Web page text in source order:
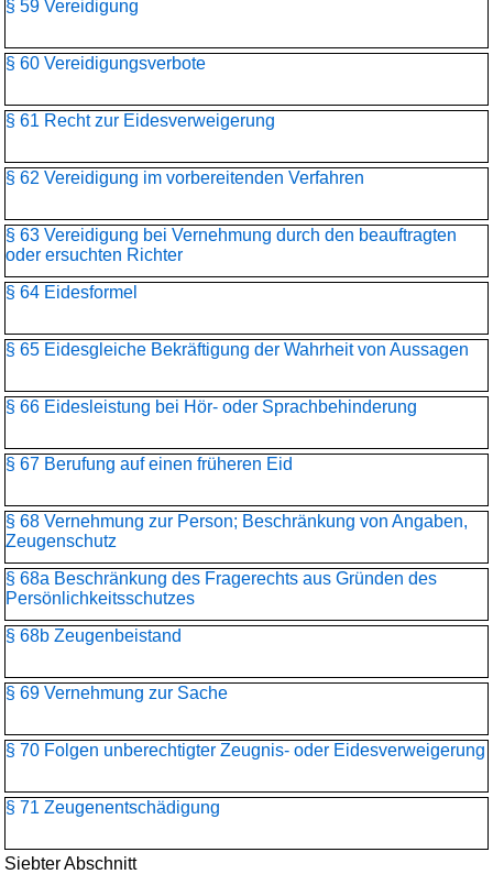
§ 59 Vereidigung
§ 60 Vereidigungsverbote
§ 61 Recht zur Eidesverweigerung
§ 62 Vereidigung im vorbereitenden Verfahren
§ 63 Vereidigung bei Vernehmung durch den beauftragten
oder ersuchten Richter
§ 64 Eidesformel
§ 65 Eidesgleiche Bekräftigung der Wahrheit von Aussagen
§ 66 Eidesleistung bei Hör- oder Sprachbehinderung
§ 67 Berufung auf einen früheren Eid
§ 68 Vernehmung zur Person; Beschränkung von Angaben,
Zeugenschutz
§ 68a Beschränkung des Fragerechts aus Gründen des
Persönlichkeitsschutzes
§ 68b Zeugenbeistand
§ 69 Vernehmung zur Sache
§ 70 Folgen unberechtigter Zeugnis- oder Eidesverweigerung
§ 71 Zeugenentschädigung
Siebter Abschnitt